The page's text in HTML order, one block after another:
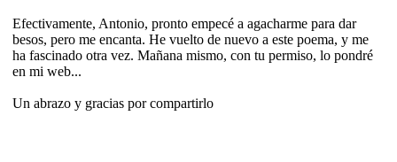
Efectivamente, Antonio, pronto empecé a agacharme para dar
besos, pero me encanta. He vuelto de nuevo a este poema, y me
ha fascinado otra vez. Mañana mismo, con tu permiso, lo pondré
en mi web...
Un abrazo y gracias por compartirlo